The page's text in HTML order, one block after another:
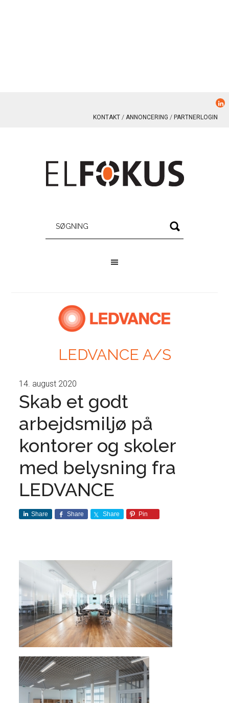
KONTAKT ANNONCERING PARTNERLOGIN
LEDVANCE A/S
14. august 2020
Skab et godt
arbejdsmiljø på
kontorer og skoler
med belysning fra
LEDVANCE
Share Share Share Pin